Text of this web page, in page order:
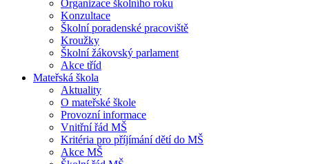
Organizace školního roku
Konzultace
Školní poradenské pracoviště
Kroužky
Školní žákovský parlament
Akce tříd
Mateřská škola
Aktuality
O mateřské škole
Provozní informace
Vnitřní řád MŠ
Kritéria pro příjímání dětí do MŠ
Akce MŠ